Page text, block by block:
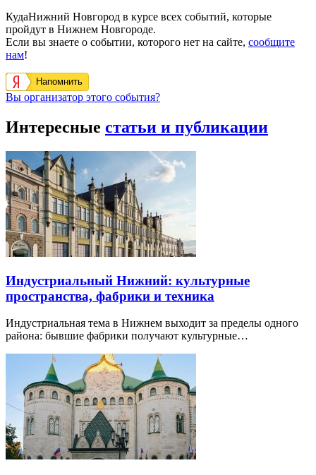
КудаНижний Новгород в курсе всех событий, которые
пройдут в Нижнем Новгороде.
Если вы знаете о событии, которого нет на сайте, сообщите
нам!
Напомнить
Вы организатор этого события?
Интересные статьи и публикации
Индустриальный Нижний: культурные
пространства, фабрики и техника
Индустриальная тема в Нижнем выходит за пределы одного
района: бывшие фабрики получают культурные…